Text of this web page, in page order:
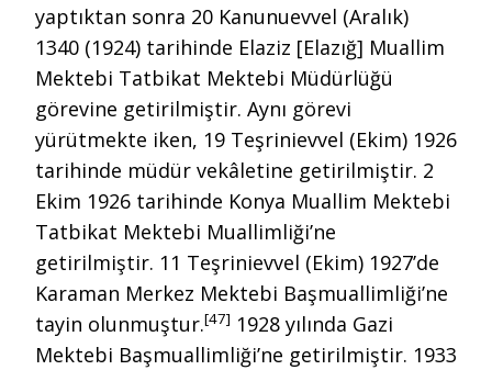
yaptıktan sonra 20 Kanunuevvel (Aralık)
1340 (1924) tarihinde Elaziz [Elazığ] Muallim
Mektebi Tatbikat Mektebi Müdürlüğü
görevine getirilmiştir. Aynı görevi
yürütmekte iken, 19 Teşrinievvel (Ekim) 1926
tarihinde müdür vekâletine getirilmiştir. 2
Ekim 1926 tarihinde Konya Muallim Mektebi
Tatbikat Mektebi Muallimliği’ne
getirilmiştir. 11 Teşrinievvel (Ekim) 1927’de
Karaman Merkez Mektebi Başmuallimliği’ne
tayin olunmuştur.[47] 1928 yılında Gazi
Mektebi Başmuallimliği’ne getirilmiştir. 1933